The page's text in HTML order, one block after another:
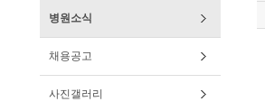
병원소식
채용공고
사진갤러리